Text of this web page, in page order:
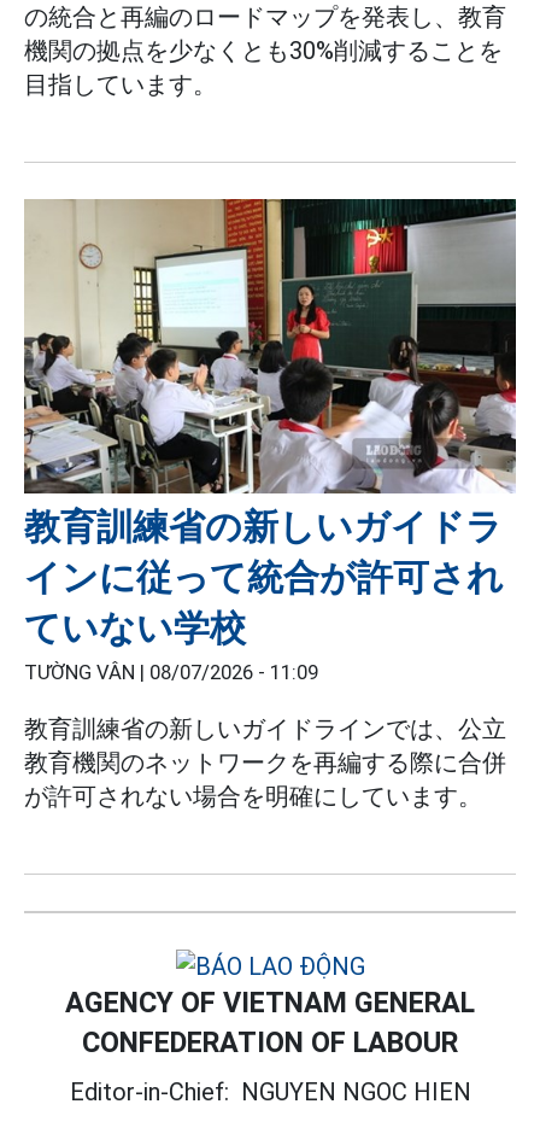
の統合と再編のロードマップを発表し、教育
機関の拠点を少なくとも30%削減することを
目指しています。
教育訓練省の新しいガイドラ
インに従って統合が許可され
ていない学校
TƯỜNG VÂN | 08/07/2026 - 11:09
教育訓練省の新しいガイドラインでは、公立
教育機関のネットワークを再編する際に合併
が許可されない場合を明確にしています。
AGENCY OF VIETNAM GENERAL
CONFEDERATION OF LABOUR
Editor-in-Chief: NGUYEN NGOC HIEN